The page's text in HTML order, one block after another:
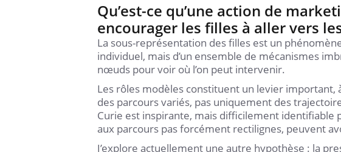
Qu’est-ce qu’une action de
encourager les filles à aller vers
La sous-représentation des filles est un
individuel, mais d’un ensemble de mécanismes
nœuds pour voir où l’on peut intervenir.
Les rôles modèles constituent un levier important,
des parcours variés, pas uniquement des
Curie est inspirante, mais difficilement identifiable
aux parcours pas forcément rectilignes, peuvent
J’explore actuellement une autre hypothèse : la